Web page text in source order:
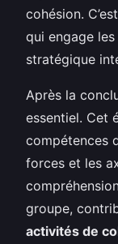
cohésion.
qui engage
stratégique
Après la
essentiel. Cet
compétences
forces et les
groupe,
activités de